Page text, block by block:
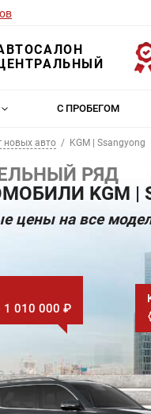
С ПРОБЕГОМ
новых авто KGM | Ssangyong
РЯД
KGM |
цены на все
1 010 000 ₽